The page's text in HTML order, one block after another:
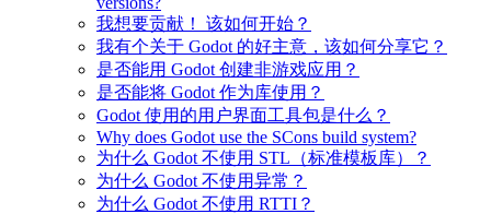
我想要贡献！ 该如何开始？
我有个关于 Godot 的好主意，该如何分享它？
是否能用 Godot 创建非游戏应用？
是否能将 Godot 作为库使用？
Godot 使用的用户界面工具包是什么？
Why does Godot use the SCons build system?
为什么 Godot 不使用 STL（标准模板库）？
为什么 Godot 不使用异常？
为什么 Godot 不使用 RTTI？